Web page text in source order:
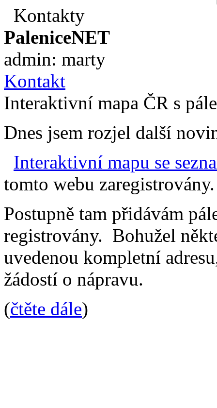
Kontakty
PaleniceNET
admin: marty
Kontakt
Interaktivní mapa ČR s
Dnes jsem rozjel další
Interaktivní mapu se
tomto webu zaregistrovány.
Postupně tam přidávám
registrovány. Bohužel
uvedenou kompletní
žádostí o nápravu.
(čtěte dále)